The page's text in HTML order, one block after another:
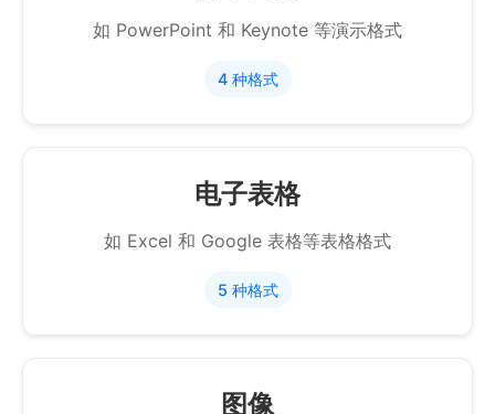
如 PowerPoint 和 Keynote 等演示格式
4 种格式
电子表格
如 Excel 和 Google 表格等表格格式
5 种格式
图像